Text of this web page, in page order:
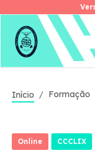
Início Formação
Online CCCLIX